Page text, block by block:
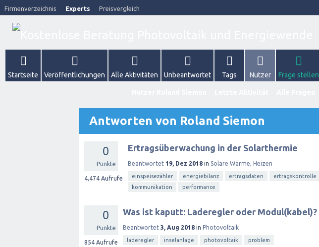
Firmenverzeichnis Experts Preisvergleich
Startseite Veröffentlichungen Alle Aktivitäten Unbeantwortet Tags Nutzer Frage stellen
Antworten von Roland Siemon
0
Punkte
4,474 Aufrufe
Ertragsüberwachung in der Solarthermie
Beantwortet 19, Dez 2018 in Solare Wärme, Heizen
einspeisezähler energiebilanz ertragsdaten ertragskontrolle
kommunikation
performance
0
Punkte
854 Aufrufe
Was ist kaputt: Laderegler oder Modul(kabel)?
Beantwortet 3, Aug 2018 in Photovoltaik
laderegler inselanlage photovoltaik problem